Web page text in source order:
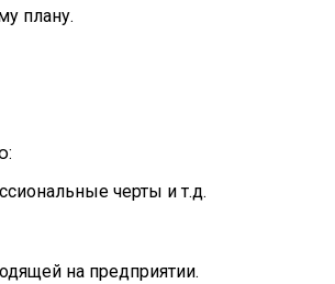
плану.
черты и т.д.
на предприятии.